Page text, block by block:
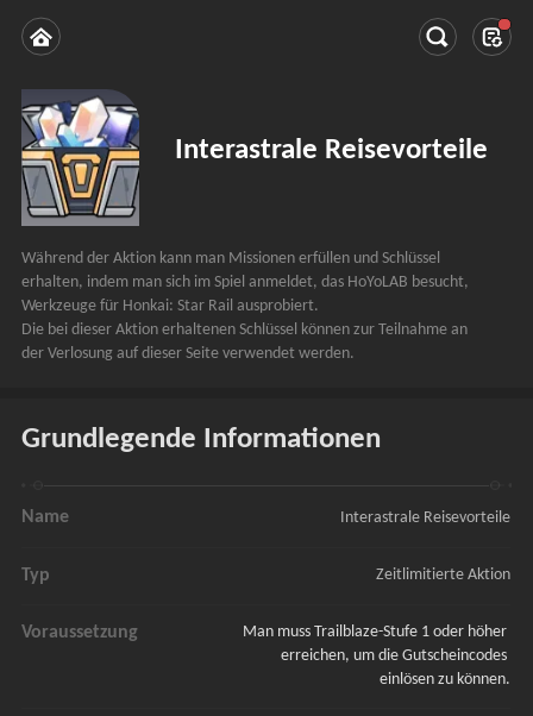
Interastrale Reisevorteile
Während der Aktion kann man Missionen erfüllen und Schlüssel
erhalten, indem man sich im Spiel anmeldet, das HoYoLAB besucht,
Werkzeuge für Honkai: Star Rail ausprobiert.
Die bei dieser Aktion erhaltenen Schlüssel können zur Teilnahme an
der Verlosung auf dieser Seite verwendet werden.
Grundlegende Informationen
Name Interastrale Reisevorteile
Typ Zeitlimitierte Aktion
Voraussetzung
Man muss Trailblaze-Stufe 1 oder höher
erreichen, um die Gutscheincodes
einlösen zu können.